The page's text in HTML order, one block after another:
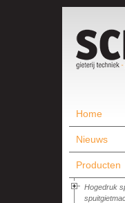
Home
Nieuws
Producten
Hogedruk